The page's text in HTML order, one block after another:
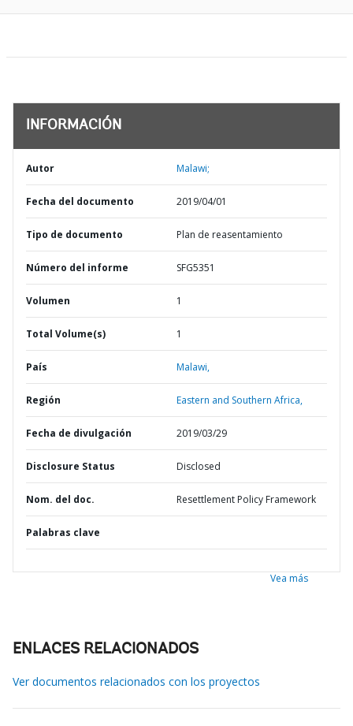
INFORMACIÓN
Autor Malawi;
Fecha del documento 2019/04/01
Tipo de documento Plan de reasentamiento
Número del informe SFG5351
Volumen 1
Total Volume(s) 1
País Malawi,
Región Eastern and Southern Africa,
Fecha de divulgación 2019/03/29
Disclosure Status Disclosed
Nom. del doc. Resettlement Policy Framework
Palabras clave
Vea más
ENLACES RELACIONADOS
Ver documentos relacionados con los proyectos